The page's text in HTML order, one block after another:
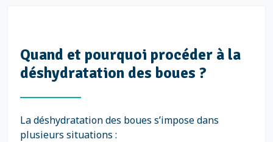
Quand et pourquoi procéder à la
déshydratation des boues ?
La déshydratation des boues s’impose dans
plusieurs situations :